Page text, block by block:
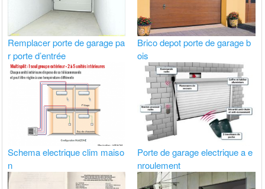
Remplacer porte de garage pa
r porte d’entrée
Brico depot porte de garage b
ois
Schema electrique clim maiso
n
Porte de garage electrique a e
nroulement